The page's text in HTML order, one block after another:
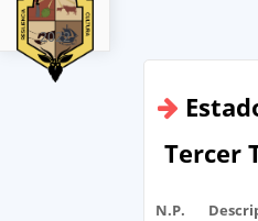
2022
Tercer
N.P.